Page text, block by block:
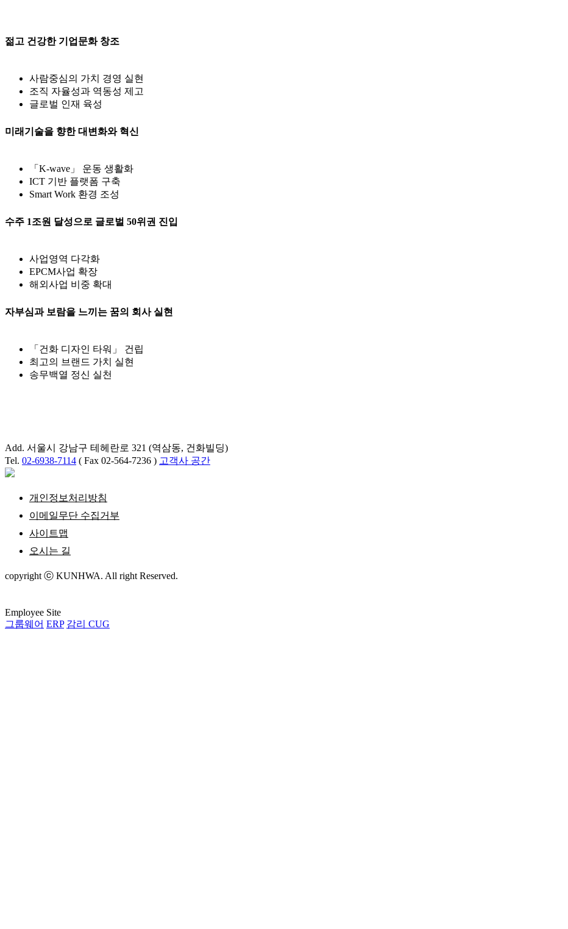
젊고 건강한 기업문화 창조
사람중심의 가치 경영 실현
조직 자율성과 역동성 제고
글로벌 인재 육성
미래기술을 향한 대변화와 혁신
「K-wave」 운동 생활화
ICT 기반 플랫폼 구축
Smart Work 환경 조성
수주 1조원 달성으로 글로벌 50위권 진입
사업영역 다각화
EPCM사업 확장
해외사업 비중 확대
자부심과 보람을 느끼는 꿈의 회사 실현
「건화 디자인 타워」 건립
최고의 브랜드 가치 실현
송무백열 정신 실천
Add. 서울시 강남구 테헤란로 321 (역삼동, 건화빌딩)
Tel. 02-6938-7114 ( Fax 02-564-7236 ) 고객사 공간
개인정보처리방침
이메일무단 수집거부
사이트맵
오시는 길
copyright ⓒ KUNHWA. All right Reserved.
Employee Site
그룹웨어 ERP 감리 CUG